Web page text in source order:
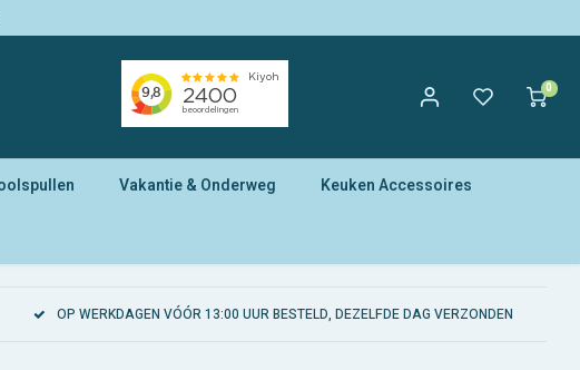
0
Vakantie & Onderweg Keuken Accessoires
OP WERKDAGEN VÓÓR 13:00 UUR BESTELD, DEZELFDE DAG VERZONDEN